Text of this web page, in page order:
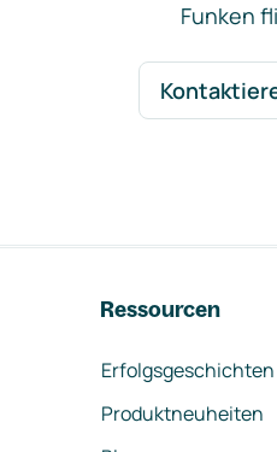
Funken
Ressourcen
Erfolgsgeschichten
Produktneuheiten